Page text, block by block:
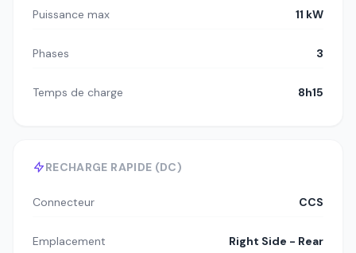
Puissance max 11 kW
Phases 3
Temps de charge 8h15
RECHARGE RAPIDE (DC)
Connecteur CCS
Emplacement Right Side - Rear